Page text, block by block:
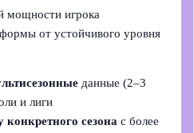
мощности игрока
от устойчивого уровня
данные (2–3
и лиги
конкретного сезона с более